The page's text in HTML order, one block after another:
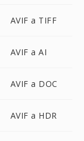
AVIF a TIFF
AVIF a AI
AVIF a DOC
AVIF a HDR